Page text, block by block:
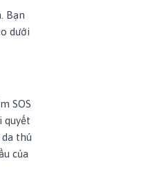
Bạn
dưới
SOS
quyết
thú
của